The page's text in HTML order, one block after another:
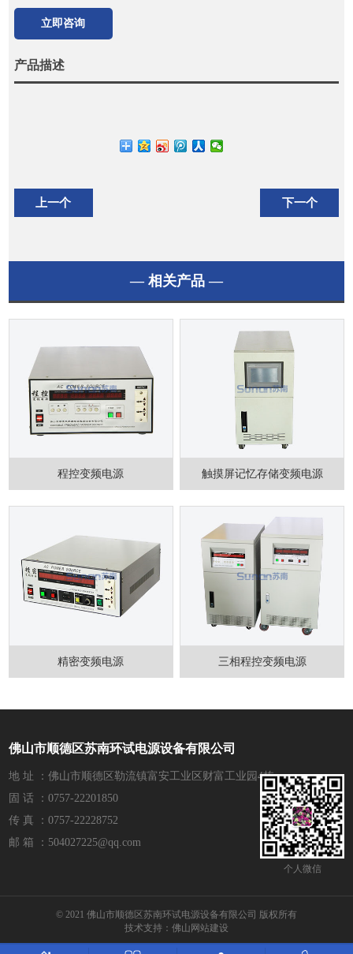
立即咨询
产品描述
上一个 下一个
— 相关产品 —
程控变频电源 触摸屏记忆存储变频电源
精密变频电源 三相程控变频电源
佛山市顺德区苏南环试电源设备有限公司
地 址 ：佛山市顺德区勒流镇富安工业区财富工业园4栋
固 话 ：0757-22201850
传 真 ：0757-22228752
邮 箱 ：504027225@qq.com
个人微信
© 2021 佛山市顺德区苏南环试电源设备有限公司 版权所有
技术支持： 佛山网站建设